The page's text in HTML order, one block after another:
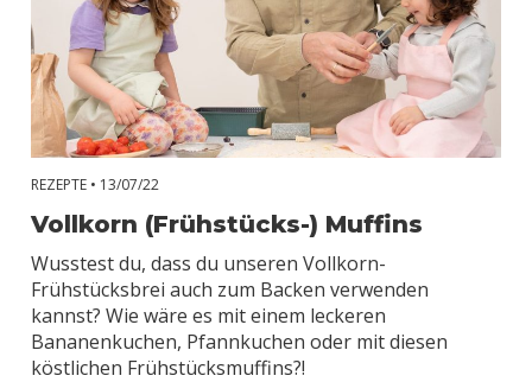
REZEPTE • 13/07/22
Vollkorn (Frühstücks-) Muffins
Wusstest du, dass du unseren Vollkorn-
Frühstücksbrei auch zum Backen verwenden
kannst? Wie wäre es mit einem leckeren
Bananenkuchen, Pfannkuchen oder mit diesen
köstlichen Frühstücksmuffins?!